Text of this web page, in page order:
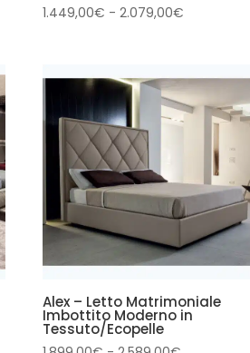
1.449,00€ - 2.079,00€
da
1.449,00€
a
Alex – Letto Matrimoniale
Imbottito Moderno in
Tessuto/Ecopelle